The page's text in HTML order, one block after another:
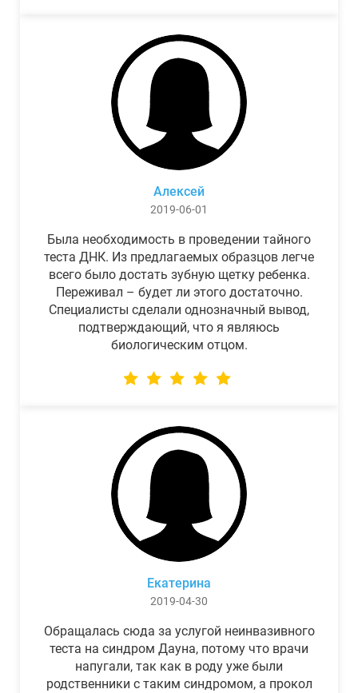
Алексей
2019-06-01
Была необходимость в проведении тайного
теста ДНК. Из предлагаемых образцов легче
всего было достать зубную щетку ребенка.
Переживал – будет ли этого достаточно.
Специалисты сделали однозначный вывод,
подтверждающий, что я являюсь
биологическим отцом.
Екатерина
2019-04-30
Обращалась сюда за услугой неинвазивного
теста на синдром Дауна, потому что врачи
напугали, так как в роду уже были
родственники с таким синдромом, а прокол